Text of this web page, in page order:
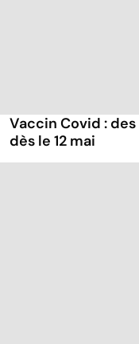
Vaccin Covid :
dès le 12 mai